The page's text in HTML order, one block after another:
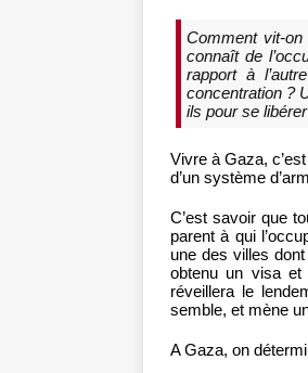
Comment vit-
connaît de
rapport à
concentration ?
ils pour se
Vivre à Gaza,
d’un système
C’est savoir que
parent à qui
une des villes
obtenu un visa et
réveillera le
semble, et mène
A Gaza, on